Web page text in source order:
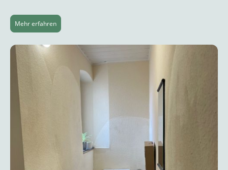
Mehr erfahren